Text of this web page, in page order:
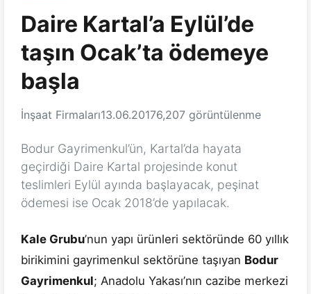
Daire Kartal’a Eylül’de
taşın Ocak’ta ödemeye
başla
İnşaat Firmaları13.06.20176,207 görüntülenme
Bodur Gayrimenkul’ün, Kartal’da hayata
geçirdiği Daire Kartal projesinde konut
teslimleri Eylül ayında başlayacak, peşinat
ödemesi ise Ocak 2018’de yapılacak.
Kale Grubu’nun yapı ürünleri sektöründe 60 yıllık
birikimini gayrimenkul sektörüne taşıyan Bodur
Gayrimenkul; Anadolu Yakası’nın cazibe merkezi